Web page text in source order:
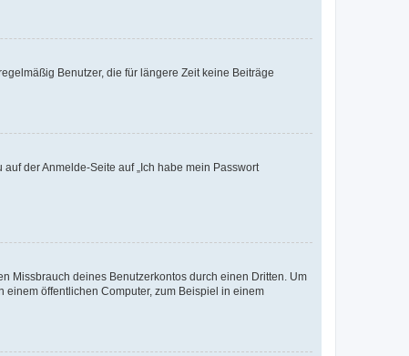
Benutzer, die für längere Zeit keine Beiträge
der Anmelde-Seite auf „Ich habe mein Passwort
Missbrauch deines Benutzerkontos durch einen Dritten. Um
einem öffentlichen Computer, zum Beispiel in einem